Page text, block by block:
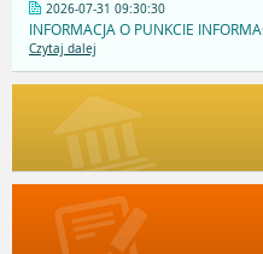
2026-07-31 09:30:30
INFORMACJA O PUNKCIE
Czytaj dalej